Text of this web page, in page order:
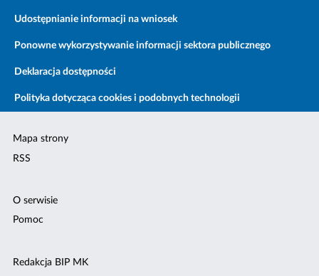
Udostępnianie informacji na wniosek
Ponowne wykorzystywanie informacji sektora publicznego
Deklaracja dostępności
Polityka dotycząca cookies i podobnych technologii
Mapa strony
RSS
O serwisie
Pomoc
Redakcja BIP MK